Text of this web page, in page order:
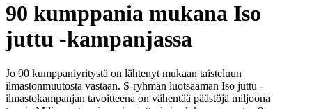
90 kumppania mukana Iso
juttu -kampanjassa
Jo 90 kumppaniyritystä on lähtenyt mukaan taisteluun
ilmastonmuutosta vastaan. S-ryhmän luotsaaman Iso juttu -
ilmastokampanjan tavoitteena on vähentää päästöjä miljoona